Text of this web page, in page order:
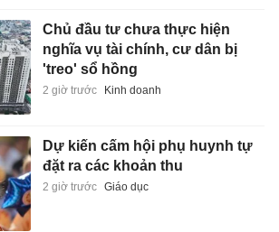
Chủ đầu tư chưa thực hiện
nghĩa vụ tài chính, cư dân bị
'treo' sổ hồng
2 giờ trước Kinh doanh
Dự kiến cấm hội phụ huynh tự
đặt ra các khoản thu
2 giờ trước Giáo dục